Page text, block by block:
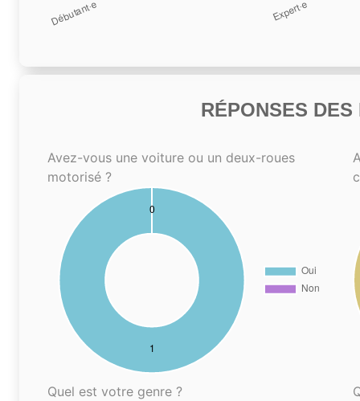
RÉPONSES
Avez-vous une voiture ou un deux-roues
motorisé ?
Quel est votre genre ?